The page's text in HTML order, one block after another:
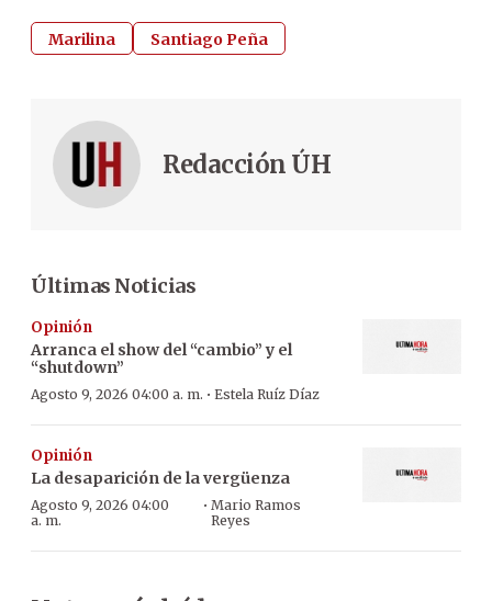
Marilina Santiago Peña
Redacción ÚH
Últimas Noticias
Opinión
Arranca el show del “cambio” y el
“shutdown”
Agosto 9, 2026 04:00 a. m. · Estela Ruíz Díaz
Opinión
La desaparición de la vergüenza
Agosto 9, 2026 04:00
a. m.
· Mario Ramos
Reyes